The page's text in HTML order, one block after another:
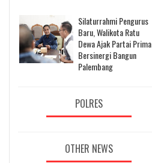
Silaturrahmi Pengurus
Baru, Walikota Ratu
Dewa Ajak Partai Prima
Bersinergi Bangun
Palembang
POLRES
OTHER NEWS